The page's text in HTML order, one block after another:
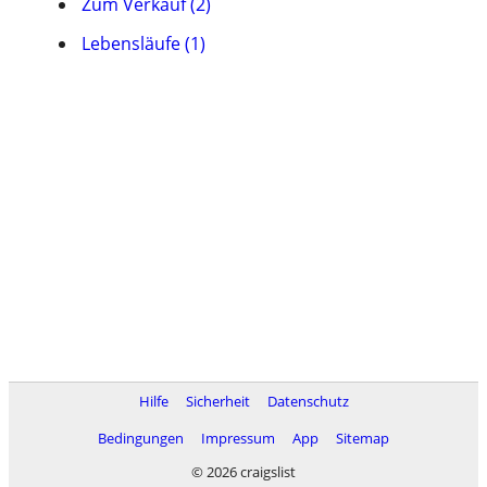
Lebensläufe (1)
Hilfe Sicherheit
Datenschutz
Bedingungen
Impressum App
Sitemap
© 2026 craigslist